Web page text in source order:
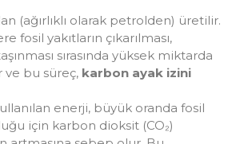
(ağırlıklı olarak petrolden) üretilir.
fosil yakıtların çıkarılması,
sırasında yüksek miktarda
bu süreç, karbon ayak izini
enerji, büyük oranda fosil
için karbon dioksit (CO₂)